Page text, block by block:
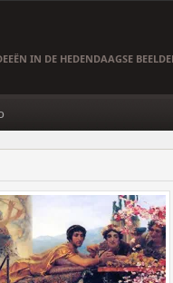
IN DE HEDENDAAGSE